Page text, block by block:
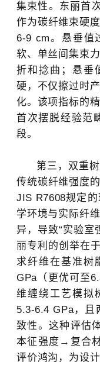
集束性。 东丽首
作为碳纤维束硬
6-9 cm。悬垂值
软、单丝间集束
折和捻曲；悬垂
硬，不仅擦过时
化。该项指标的
首次摆脱经验范
段。
第三，双重
传统碳纤维强度
JIS R7608规定
学环境与实际纤
异，导致“实验室
丽专利的创举在
求纤维在基准树
GPa（更优可至
维缠绕工艺模拟
5.3-6.4 GPa，且
致性。这种评估
本征强度→复合
评价鸿沟，为设